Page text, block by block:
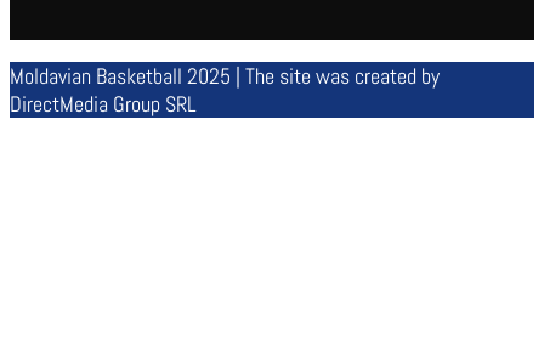
Moldavian Basketball 2025 | The site was created by
DirectMedia Group SRL